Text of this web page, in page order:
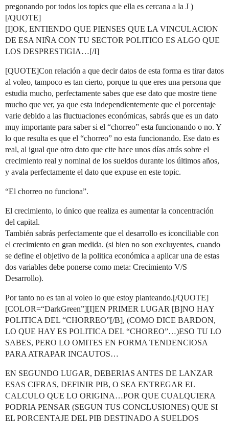
pregonando por todos los topics que ella es cercana a la J )
[/QUOTE]
[I]OK, ENTIENDO QUE PIENSES QUE LA VINCULACION
DE ESA NIÑA CON TU SECTOR POLITICO ES ALGO QUE
LOS DESPRESTIGIA…[/I]
[QUOTE]Con relación a que decir datos de esta forma es tirar datos
al voleo, tampoco es tan cierto, porque tu que eres una persona que
estudia mucho, perfectamente sabes que ese dato que mostre tiene
mucho que ver, ya que esta independientemente que el porcentaje
varie debido a las fluctuaciones económicas, sabrás que es un dato
muy importante para saber si el “chorreo” esta funcionando o no. Y
lo que resulta es que el “chorreo” no esta funcionando. Ese dato es
real, al igual que otro dato que cite hace unos días atrás sobre el
crecimiento real y nominal de los sueldos durante los últimos años,
y avala perfectamente el dato que expuse en este topic.
“El chorreo no funciona”.
El crecimiento, lo único que realiza es aumentar la concentración
del capital.
También sabrás perfectamente que el desarrollo es iconciliable con
el crecimiento en gran medida. (si bien no son excluyentes, cuando
se define el objetivo de la politica económica a aplicar una de estas
dos variables debe ponerse como meta: Crecimiento V/S
Desarrollo).
Por tanto no es tan al voleo lo que estoy planteando.[/QUOTE]
[COLOR=“DarkGreen”][I]EN PRIMER LUGAR [B]NO HAY
POLITICA DEL “CHORREO”[/B], (COMO DICE BARDON,
LO QUE HAY ES POLITICA DEL “CHOREO”…)ESO TU LO
SABES, PERO LO OMITES EN FORMA TENDENCIOSA
PARA ATRAPAR INCAUTOS…
EN SEGUNDO LUGAR, DEBERIAS ANTES DE LANZAR
ESAS CIFRAS, DEFINIR PIB, O SEA ENTREGAR EL
CALCULO QUE LO ORIGINA…POR QUE CUALQUIERA
PODRIA PENSAR (SEGUN TUS CONCLUSIONES) QUE SI
EL PORCENTAJE DEL PIB DESTINADO A SUELDOS